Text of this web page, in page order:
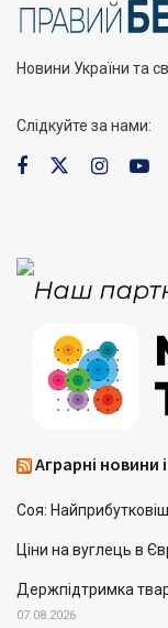
Новини України та
Слідкуйте за нами:
Аграрні новини
Соя:
Ціни на вуглець в
Держпідтримка
07.08.2026